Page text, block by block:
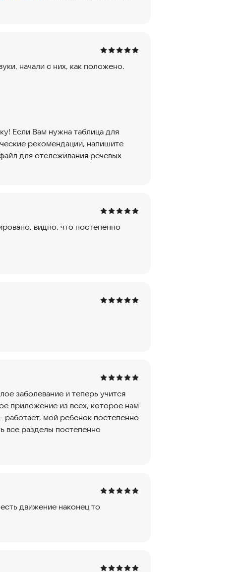
начали с них, как положено.
Если Вам нужна таблица для
рекомендации, напишите
для отслеживания речевых
видно, что постепенно
заболевание и теперь учится
приложение из всех, которое нам
мой ребенок постепенно
все разделы постепенно
движение наконец то